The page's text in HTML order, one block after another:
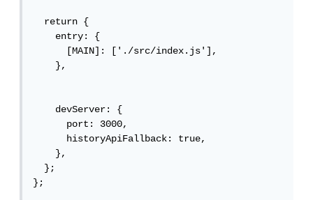
  return {
    entry: {
    },
    devServer: {
      port: 3000,
      historyApiFallback: true,
    },
  };
};